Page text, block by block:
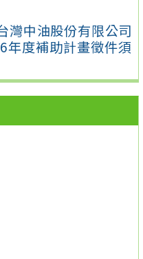
灣中油股份有限公司
年度補助計畫徵件須